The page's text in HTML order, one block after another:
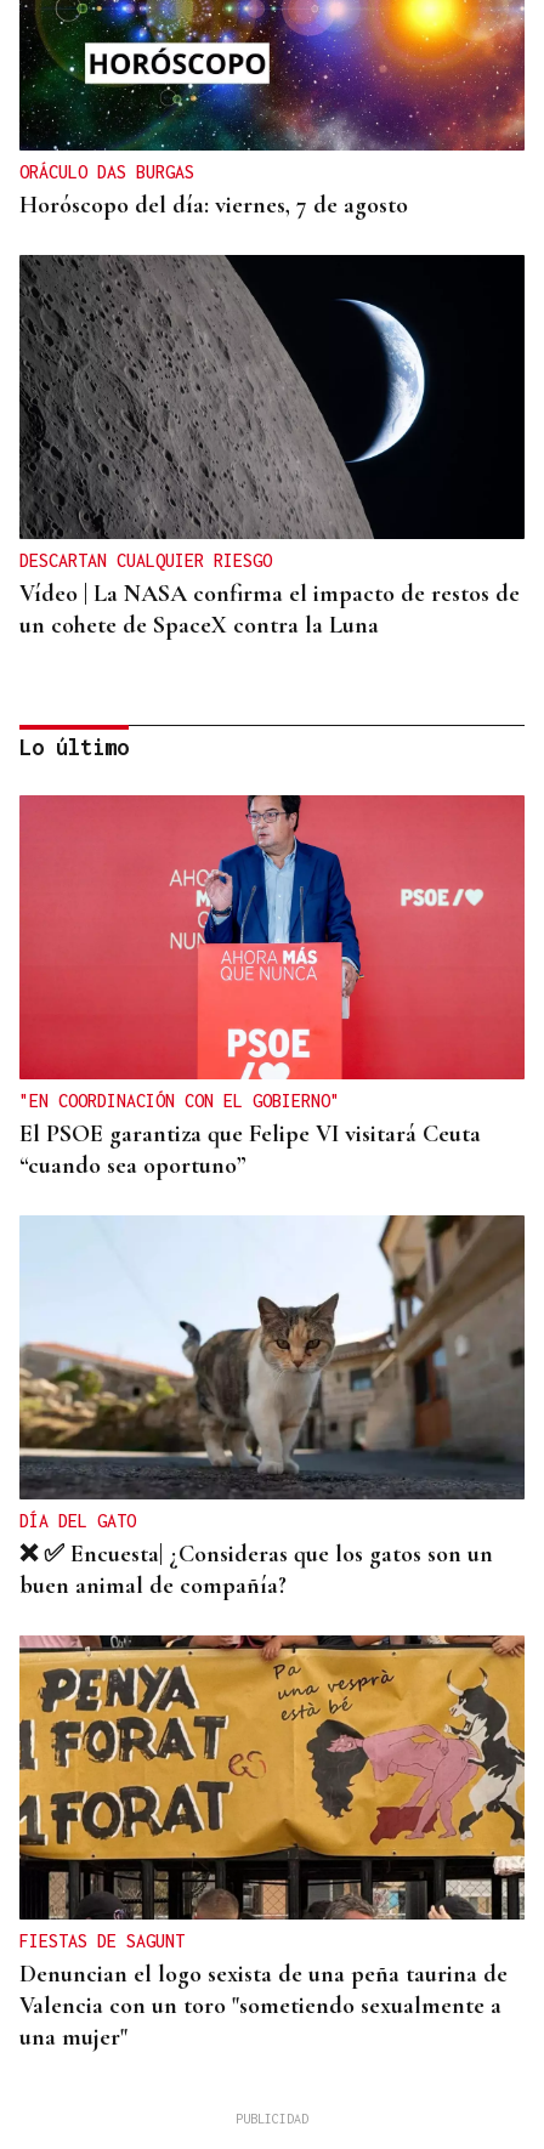
ORÁCULO DAS BURGAS
Horóscopo del día: viernes, 7 de agosto
DESCARTAN CUALQUIER RIESGO
Vídeo | La NASA confirma el impacto de restos de
un cohete de SpaceX contra la Luna
Horóscopo del día: jueves, 6 de agosto
Lo último
"EN COORDINACIÓN CON EL GOBIERNO"
El PSOE garantiza que Felipe VI visitará Ceuta
“cuando sea oportuno”
DÍA DEL GATO
❌ ✅ Encuesta| ¿Consideras que los gatos son un
buen animal de compañía?
FIESTAS DE SAGUNT
Denuncian el logo sexista de una peña taurina de
Valencia con un toro "sometiendo sexualmente a
una mujer"